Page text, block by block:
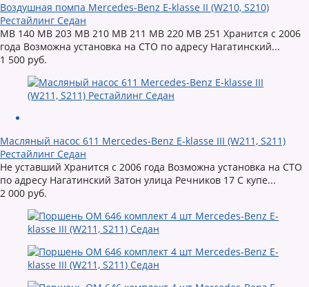
Воздушная помпа Mercedes-Benz E-klasse II (W210, S210)
Рестайлинг Седан
MB 140 MB 203 MB 210 MB 211 MB 220 MB 251 Хранится с 2006
года Возможна установка на СТО по адресу Нагатинский...
1 500 руб.
Масляный насос 611 Mercedes-Benz E-klasse III (W211, S211)
Рестайлинг Седан
Не уставший Хранится с 2006 года Возможна установка на СТО
по адресу Нагатинский Затон улица Речников 17 C купе...
2 000 руб.